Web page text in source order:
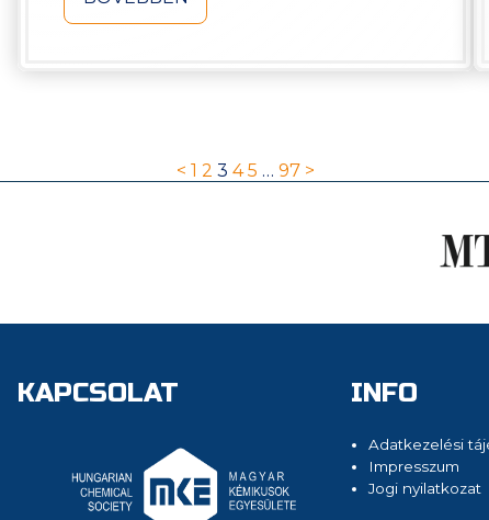
< 1 2 3 4 5 … 97 >
KAPCSOLAT INFO
Adatkezelési
Impresszum
Jogi nyilatkozat